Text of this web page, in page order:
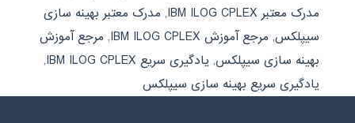
مدرک معتبر IBM ILOG CPLEX
, مدرک معتبر بهینه سازی
سیپلکس, مرجع آموزش IBM ILOG CPLEX , مرجع آموزش
بهینه سازی سیپلکس, یادگیری سریع IBM ILOG CPLEX
,
یادگیری سریع بهینه سازی سیپلکس